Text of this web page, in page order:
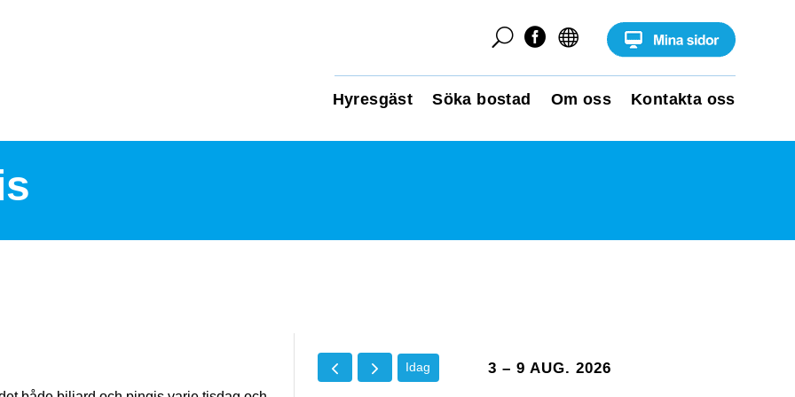


U
Hyresgäst Söka bostad Om oss Kontakta oss
Idag 3 – 9 AUG. 2026